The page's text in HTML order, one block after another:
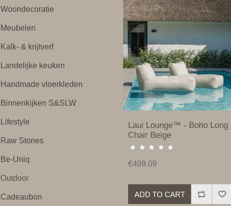
Woondecoratie
Meubelen
Kalk- & krijtverf
Landelijke keuken
Handmade vloerkleden
Binnenkijken S&SLW
Lifestyle
Raw Stones
Be-Uniq
Outdoor
Cadeaubon
Laui Lounge™ - Boho Long
Chair Beige
€409.09
ADD TO CART